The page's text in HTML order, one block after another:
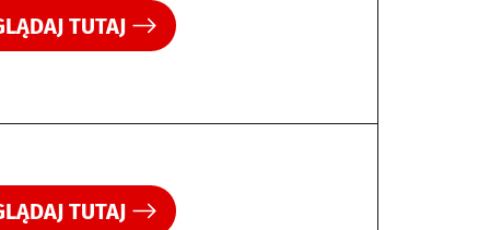
TUTAJ
TUTAJ